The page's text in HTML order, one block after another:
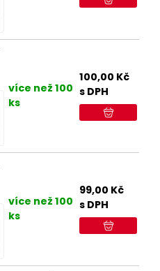
více než 100
ks
100,00 Kč
s DPH
více než 100
ks
99,00 Kč
s DPH